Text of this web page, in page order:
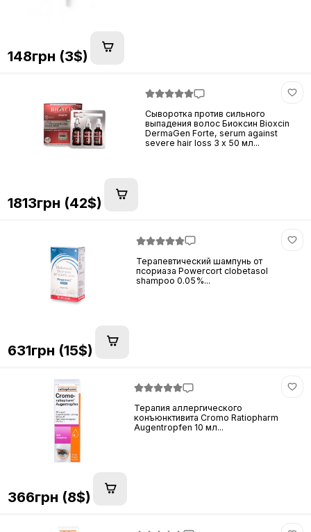
148грн (3$)
Сыворотка против сильного
выпадения волос Биоксин Bioxcin
DermaGen Forte, serum against
severe hair loss 3 x 50 мл...
1813грн (42$)
Терапевтический шампунь от
псориаза Powercort clobetasol
shampoo 0.05%...
631грн (15$)
Терапия аллергического
конъюнктивита Cromo Ratiopharm
Augentropfen 10 мл...
366грн (8$)